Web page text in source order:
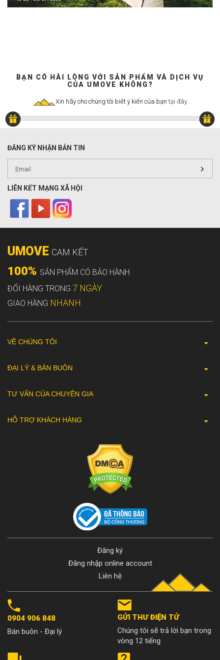
Đi bộ
Công tác
BẠN CÓ HÀI LÒNG VỚI SẢN PHẨM VÀ DỊCH VỤ
CỦA UMOVE KHÔNG?
Xin hãy cho chúng tôi biết ý kiến của bạn tại đây
ĐĂNG KÝ NHẬN BẢN TIN
LIÊN KẾT MẠNG XÃ HỘI
UMOVE CAM KẾT
100% SẢN PHẨM CÓ BẢO HÀNH
ĐỔI HÀNG TRONG 7 NGÀY
GIAO HÀNG NHANH
VỀ CHÚNG TÔI
ĐẠI LÝ & BÁN BUÔN
TƯ VẤN CỦA CHUYÊN GIA
HỖ TRỢ KHÁCH HÀNG
Đăng ký
Đăng nhập online account
Liên hệ
0904 906 848
Bán buôn - Đại lý
GỬI THƯ ĐIỆN TỬ
Chúng tôi sẽ trả lời bạn trong
vòng 12 tiếng